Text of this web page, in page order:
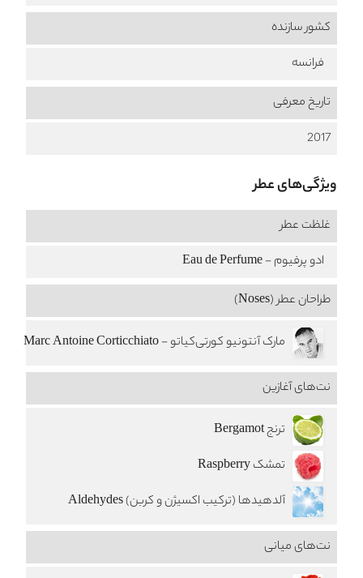
کشور سازنده
فرانسه
تاریخ معرفی
2017
ویژگی‌های عطر
غلظت عطر
ادو پرفیوم - Eau de Perfume
طراحان عطر (Noses)
مارک آنتونیو کورتی‌کیاتو - Marc Antoine Corticchiato
نت‌های آغازین
ترنج Bergamot
تمشک Raspberry
آلدهیدها (ترکیب اکسیژن و کربن) Aldehydes
نت‌های میانی